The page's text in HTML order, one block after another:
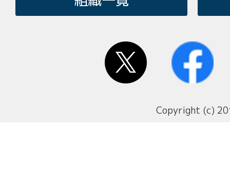
Copyright (c)